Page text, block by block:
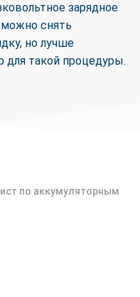
зарядное
можно снять
но лучше
для такой процедуры.
по аккумуляторным